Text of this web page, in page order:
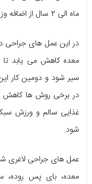
ماه الی 2 سال از اضافه وزن و چاقی خلاص شوید.
در این عمل های جراحی
معده کاهش می یابد تا
سیر شود و دومین کار
در برخی روش ها کاهش
غذایی سالم و ورزش
شود.
عمل های جراحی لاغری
معده، بای پس روده،